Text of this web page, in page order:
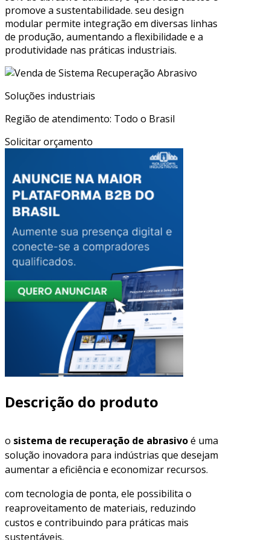
promove a sustentabilidade. seu design
modular permite integração em diversas linhas
de produção, aumentando a flexibilidade e a
produtividade nas práticas industriais.
Soluções industriais
Região de atendimento: Todo o Brasil
Solicitar orçamento
Descrição do produto
o sistema de recuperação de abrasivoé uma
solução inovadora para indústrias que desejam
aumentar a eficiência e economizar recursos.
com tecnologia de ponta, ele possibilita o
reaproveitamento de materiais, reduzindo
custos e contribuindo para práticas mais
sustentáveis.